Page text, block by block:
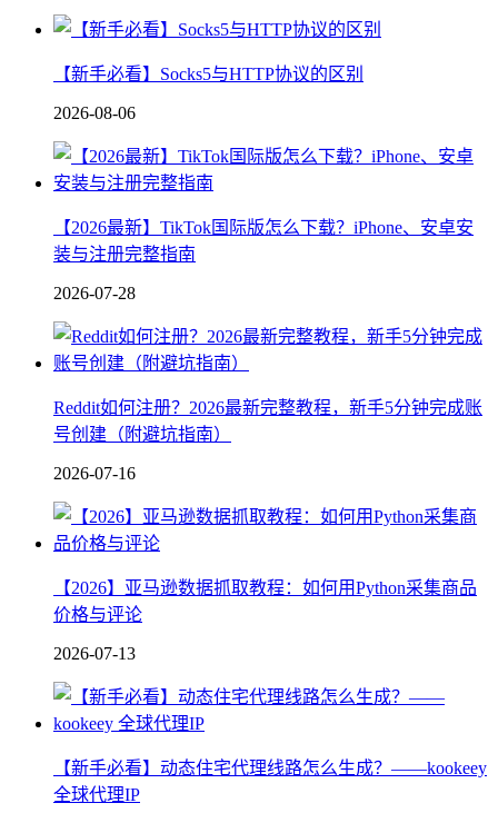
【新手必看】Socks5与HTTP协议的区别
2026-08-06
【2026最新】TikTok国际版怎么下载？iPhone、安卓安
装与注册完整指南
2026-07-28
Reddit如何注册？2026最新完整教程，新手5分钟完成账
号创建（附避坑指南）
2026-07-16
【2026】亚马逊数据抓取教程：如何用Python采集商品
价格与评论
2026-07-13
【新手必看】动态住宅代理线路怎么生成？——kookeey
全球代理IP